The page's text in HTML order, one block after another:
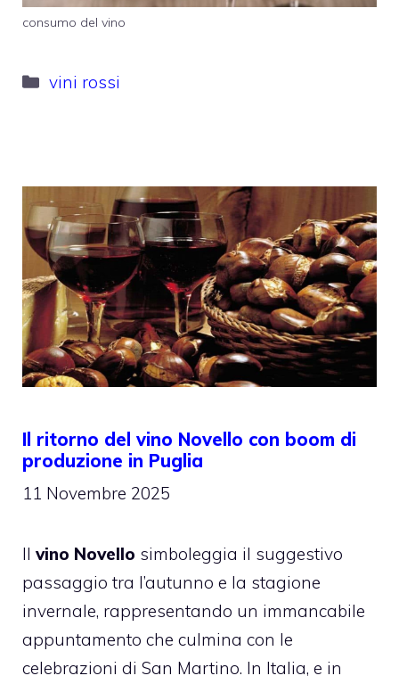
consumo del vino
Categorie
vini rossi
Il ritorno del vino Novello con boom di
produzione in Puglia
11 Novembre 2025
Il vino Novello simboleggia il suggestivo
passaggio tra l’autunno e la stagione
invernale, rappresentando un immancabile
appuntamento che culmina con le
celebrazioni di San Martino. In Italia, e in